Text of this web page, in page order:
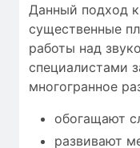
Данный подход к
существенные
работы над
специалистами
многогранное
обогащают
развивают